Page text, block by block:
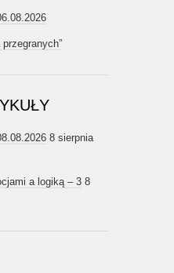
8 sierpnia
a logiką – 3 8